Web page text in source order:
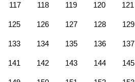
117 118 119 120 121
125 126 127 128 129
133 134 135 136 137
141 142 143 144 145